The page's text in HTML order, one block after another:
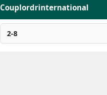
Couplordrinternational
2-8